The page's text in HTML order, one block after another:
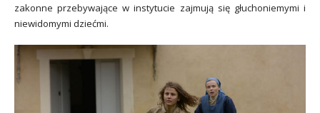
zakonne przebywające w instytucie zajmują się głuchoniemymi i
niewidomymi dziećmi.